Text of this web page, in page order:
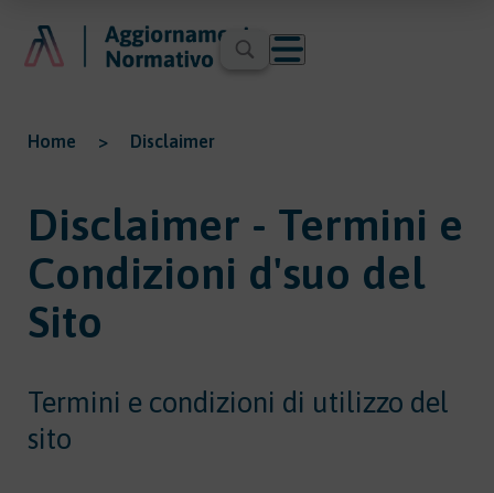
Home > Disclaimer
Disclaimer - Termini e
Condizioni d'suo del
Sito
Termini e condizioni di utilizzo del
sito